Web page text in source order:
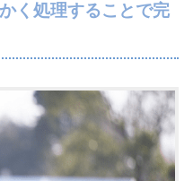
く処理することで完